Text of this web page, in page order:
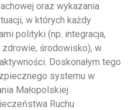
oraz wykazania
w których każdy
polityki (np. integracja,
zdrowie, środowisko), w
Doskonałym tego
systemu w
Małopolskiej
Ruchu